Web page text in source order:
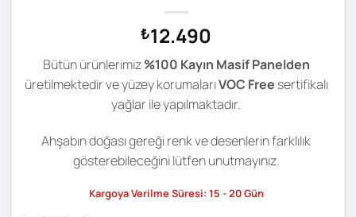
₺12.490
Bütün ürünlerimiz%100 Kayın Masif Panelden
üretilmektedir ve yüzey korumalarıVOC Free sertifikalı
yağlar ile yapılmaktadır.
Ahşabın doğası gereği renk ve desenlerin farklılık
gösterebileceğini lütfen unutmayınız.
Kargoya Verilme Süresi: 15 - 20 Gün